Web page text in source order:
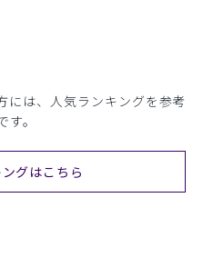
には、人気ランキングを参考
。
グはこちら